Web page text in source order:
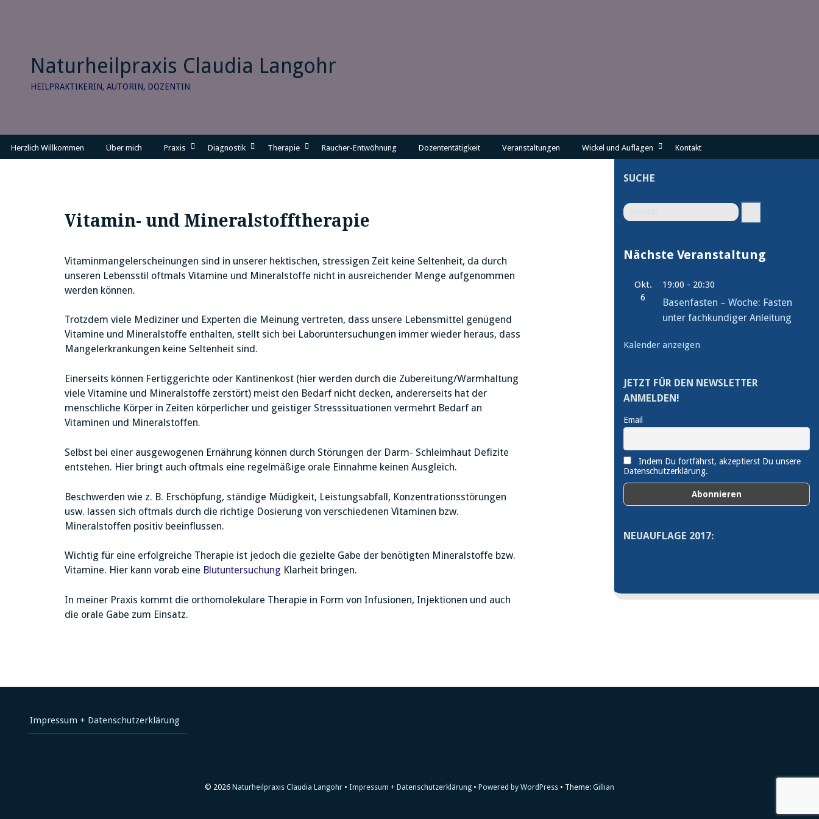
Naturheilpraxis Claudia Langohr
HEILPRAKTIKERIN, AUTORIN, DOZENTIN
Herzlich Willkommen Über mich Praxis Diagnostik Therapie Raucher-Entwöhnung Dozententätigkeit Veranstaltungen Wickel und Auflagen Kontakt
Vitamin- und Mineralstofftherapie
Vitaminmangelerscheinungen sind in unserer hektischen, stressigen Zeit keine Seltenheit, da durch
unseren Lebensstil oftmals Vitamine und Mineralstoffe nicht in ausreichender Menge aufgenommen
werden können.
Trotzdem viele Mediziner und Experten die Meinung vertreten, dass unsere Lebensmittel genügend
Vitamine und Mineralstoffe enthalten, stellt sich bei Laboruntersuchungen immer wieder heraus, dass
Mangelerkrankungen keine Seltenheit sind.
Einerseits können Fertiggerichte oder Kantinenkost (hier werden durch die Zubereitung/Warmhaltung
viele Vitamine und Mineralstoffe zerstört) meist den Bedarf nicht decken, andererseits hat der
menschliche Körper in Zeiten körperlicher und geistiger Stresssituationen vermehrt Bedarf an
Vitaminen und Mineralstoffen.
Selbst bei einer ausgewogenen Ernährung können durch Störungen der Darm- Schleimhaut Defizite
entstehen. Hier bringt auch oftmals eine regelmäßige orale Einnahme keinen Ausgleich.
Beschwerden wie z. B. Erschöpfung, ständige Müdigkeit, Leistungsabfall, Konzentrationsstörungen
usw. lassen sich oftmals durch die richtige Dosierung von verschiedenen Vitaminen bzw.
Mineralstoffen positiv beeinflussen.
Wichtig für eine erfolgreiche Therapie ist jedoch die gezielte Gabe der benötigten Mineralstoffe bzw.
Vitamine. Hier kann vorab eine Blutuntersuchung Klarheit bringen.
In meiner Praxis kommt die orthomolekulare Therapie in Form von Infusionen, Injektionen und auch
die orale Gabe zum Einsatz.
SUCHE
Search
for
Nächste Veranstaltung
Okt.
6
19:00 - 20:30
Basenfasten – Woche: Fasten
unter fachkundiger Anleitung
Kalender anzeigen
JETZT FÜR DEN NEWSLETTER
ANMELDEN!
Email
Indem Du fortfährst, akzeptierst Du unsere
Datenschutzerklärung.
NEUAUFLAGE 2017:
Impressum + Datenschutzerklärung
© 2026 Naturheilpraxis Claudia Langohr Impressum + Datenschutzerklärung Powered by WordPress Theme: Gillian